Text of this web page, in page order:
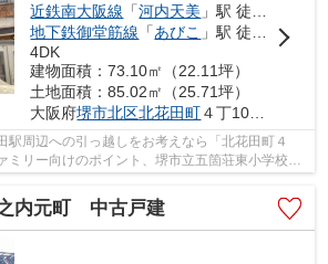
近鉄南大阪線 「河内天美 」駅 徒歩21分
地下鉄御堂筋線 「あびこ 」駅 徒歩25分
4DK
建物面積：73.10㎡（22.11坪）
土地面積：85.02㎡（25.71坪）
大阪府堺市北区北花田町４丁108-20
駅周辺への引っ越しをお考えなら「北花田町４
リー向けのポイント、堺市立五箇荘東小学校が
内元町 中古戸建